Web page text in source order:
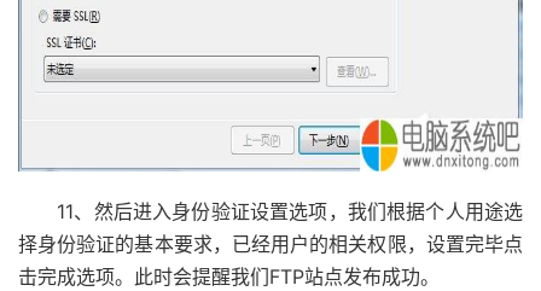
11、然后进入身份验证设置选项，我们根据个人用途选
择身份验证的基本要求，已经用户的相关权限，设置完毕点
击完成选项。此时会提醒我们FTP站点发布成功。